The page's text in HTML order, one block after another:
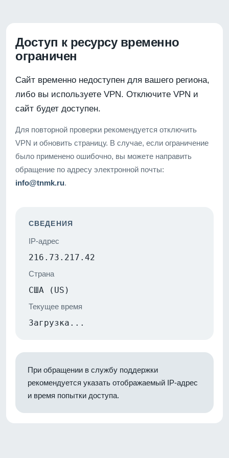
Доступ к ресурсу временно
ограничен
Сайт временно недоступен для вашего региона,
либо вы используете VPN. Отключите VPN и
сайт будет доступен.
Для повторной проверки рекомендуется отключить
VPN и обновить страницу. В случае, если ограничение
было применено ошибочно, вы можете направить
обращение по адресу электронной почты:
info@tnmk.ru.
СВЕДЕНИЯ
IP-адрес
216.73.217.42
Страна
США (US)
Текущее время
Загрузка...
При обращении в службу поддержки
рекомендуется указать отображаемый IP-адрес
и время попытки доступа.